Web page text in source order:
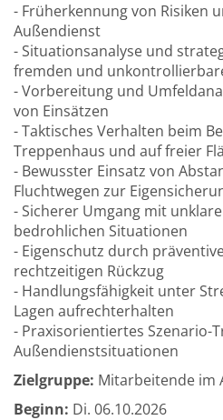
- Früherkennung von Risiken
Außendienst
- Situationsanalyse und
fremden und
- Vorbereitung und
von Einsätzen
- Taktisches Verhalten beim
Treppenhaus und auf freier
- Bewusster Einsatz von
Fluchtwegen zur
- Sicherer Umgang mit
bedrohlichen Situationen
- Eigenschutz durch
rechtzeitigen Rückzug
- Handlungsfähigkeit unter
Lagen aufrechterhalten
- Praxisorientiertes Szenario-
Außendienstsituationen
Zielgruppe: Mitarbeitende im
Beginn: Di. 06.10.2026